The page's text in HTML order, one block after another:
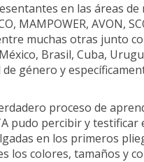
en las áreas
MAMPOWER, AVON,
muchas otras junto
Brasil, Cuba,
género y
proceso de
pudo percibir y
en los primeros
los colores, tamaños y